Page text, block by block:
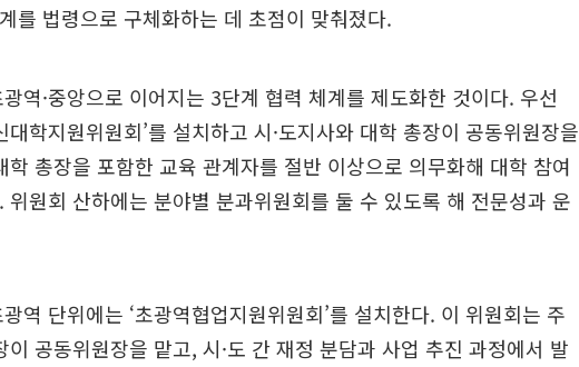
를 법령으로 구체화하는 데 초점이 맞춰졌다.
역·중앙으로 이어지는 3단계 협력 체계를 제도화한 것이다. 우선
대학지원위원회’를 설치하고 시·도지사와 대학 총장이 공동위원장을
학 총장을 포함한 교육 관계자를 절반 이상으로 의무화해 대학 참여
위원회 산하에는 분야별 분과위원회를 둘 수 있도록 해 전문성과 운
역 단위에는 ‘초광역협업지원위원회’를 설치한다. 이 위원회는 주
이 공동위원장을 맡고, 시·도 간 재정 분담과 사업 추진 과정에서 발